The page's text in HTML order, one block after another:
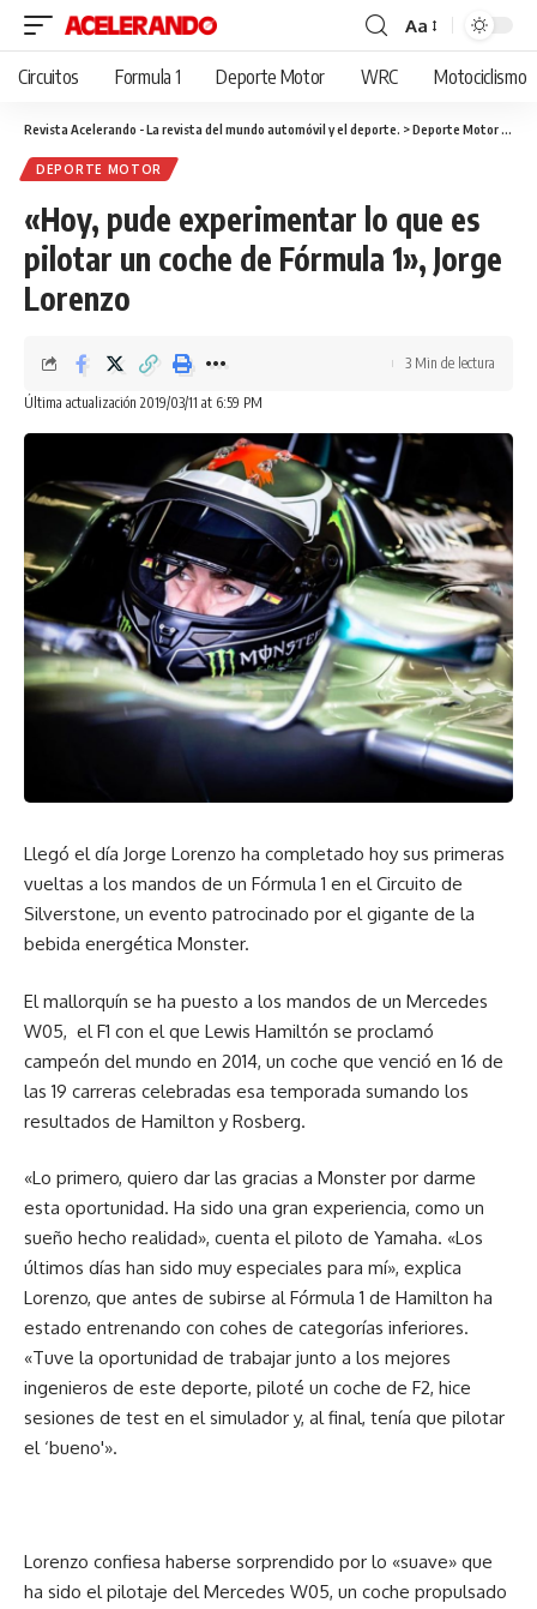
Cambiar
tamaño
fuente
Aa
Circuitos Formula 1 Deporte Motor WRC Motociclismo
Revista Acelerando - La revista del mundo automóvil y el deporte. >Deporte Motor
DEPORTE MOTOR
«Hoy, pude experimentar lo que es
pilotar un coche de Fórmula 1», Jorge
Lorenzo
Última actualización 2019/03/11 at 6:59 PM
3 Min de lectura
Llegó el día Jorge Lorenzo ha completado hoy sus primeras
vueltas a los mandos de un Fórmula 1 en el Circuito de
Silverstone, un evento patrocinado por el gigante de la
bebida energética Monster.
El mallorquín se ha puesto a los mandos de un Mercedes
W05, el F1 con el que Lewis Hamiltón se proclamó
campeón del mundo en 2014, un coche que venció en 16 de
las 19 carreras celebradas esa temporada sumando los
resultados de Hamilton y Rosberg.
«Lo primero, quiero dar las gracias a Monster por darme
esta oportunidad. Ha sido una gran experiencia, como un
sueño hecho realidad», cuenta el piloto de Yamaha. «Los
últimos días han sido muy especiales para mí», explica
Lorenzo, que antes de subirse al Fórmula 1 de Hamilton ha
estado entrenando con cohes de categorías inferiores.
«Tuve la oportunidad de trabajar junto a los mejores
ingenieros de este deporte, piloté un coche de F2, hice
sesiones de test en el simulador y, al final, tenía que pilotar
el ‘bueno'».
Lorenzo confiesa haberse sorprendido por lo «suave» que
ha sido el pilotaje del Mercedes W05, un coche propulsado